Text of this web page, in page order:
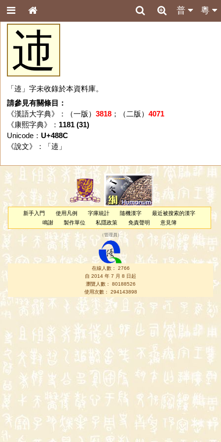
粵
普
䢌
「䢌」字未收錄於本資料庫。
請參見有關條目：
《漢語大字典》：（一版） 3818；（二版） 4071
《康熙字典》： 1181 (31)
Unicode： U+488C
《說文》：「 䢌 」
新手入門 使用凡例 字庫統計 隨機漢字
最近被搜索的漢字
鳴謝
製作單位 私隱政策 免責聲明 意見簿
（管理員 ）
在線人數： 2766
自 2014 年 7 月 8 日起
瀏覽人數： 80188526
使用次數： 294143898